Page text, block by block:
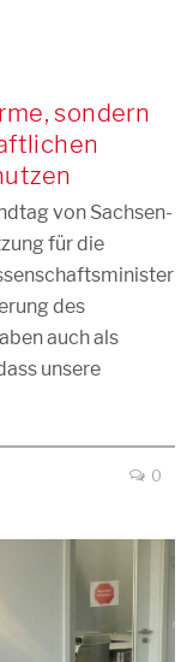
sondern
von Sachsen-
für die
des
auch als
unsere
0